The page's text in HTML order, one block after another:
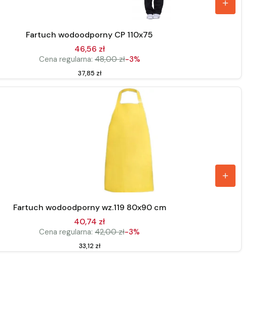
Fartuch wodoodporny CP 110x75
46,56 zł
Cena regularna: 48,00 zł-3%
Cena
37,85 zł
Fartuch wodoodporny wz.119 80x90 cm
40,74 zł
Cena regularna: 42,00 zł-3%
Cena
33,12 zł